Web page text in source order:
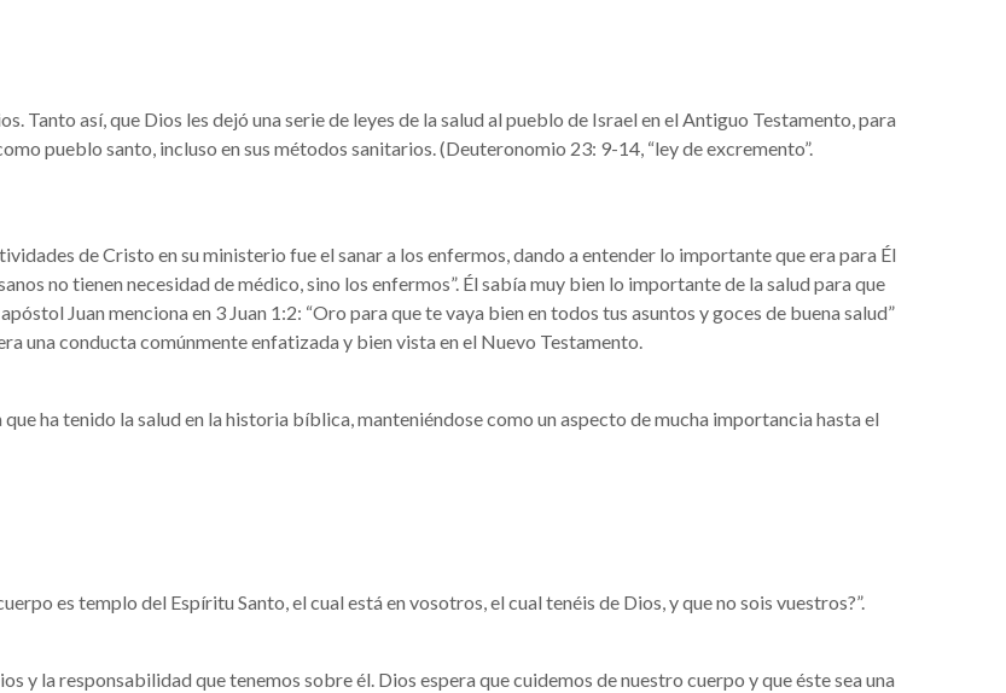
Tanto así, que Dios les dejó una serie de leyes de la salud al pueblo de Israel en el Antiguo Testamento, para
pueblo santo, incluso en sus métodos sanitarios. (Deuteronomio 23: 9-14, “ley de excremento”.
de Cristo en su ministerio fue el sanar a los enfermos, dando a entender lo importante que era para Él
no tienen necesidad de médico, sino los enfermos”. Él sabía muy bien lo importante de la salud para que
Juan menciona en 3 Juan 1:2: “Oro para que te vaya bien en todos tus asuntos y goces de buena salud”
una conducta comúnmente enfatizada y bien vista en el Nuevo Testamento.
ha tenido la salud en la historia bíblica, manteniéndose como un aspecto de mucha importancia hasta el
es templo del Espíritu Santo, el cual está en vosotros, el cual tenéis de Dios, y que no sois vuestros?”.
y la responsabilidad que tenemos sobre él. Dios espera que cuidemos de nuestro cuerpo y que éste sea una